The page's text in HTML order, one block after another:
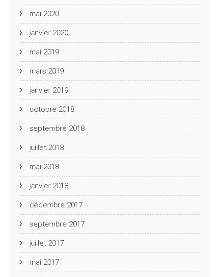
mai 2020
janvier 2020
mai 2019
mars 2019
janvier 2019
octobre 2018
septembre 2018
juillet 2018
mai 2018
janvier 2018
décembre 2017
septembre 2017
juillet 2017
mai 2017